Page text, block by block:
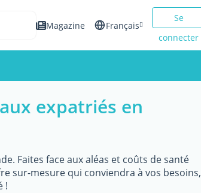
Magazine Français
Italiano
Se
connecter
expatriés en
Faites face aux aléas et coûts de santé
sur-mesure qui conviendra à vos besoins,
!